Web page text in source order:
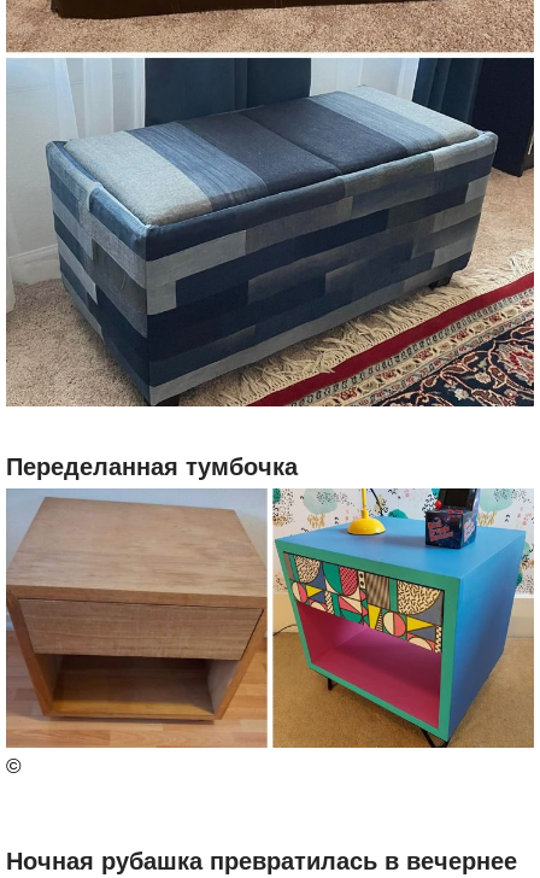
Переделанная тумбочка
©
Ночная рубашка превратилась в вечернее